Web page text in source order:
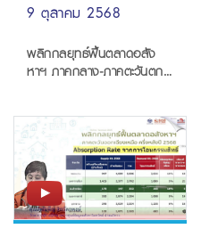
9 ตุลาคม 2568
พลิกกลยุทธ์ฟื้นตลาดอสัง
หาฯ ภาคกลาง-ภาคตะวันตก